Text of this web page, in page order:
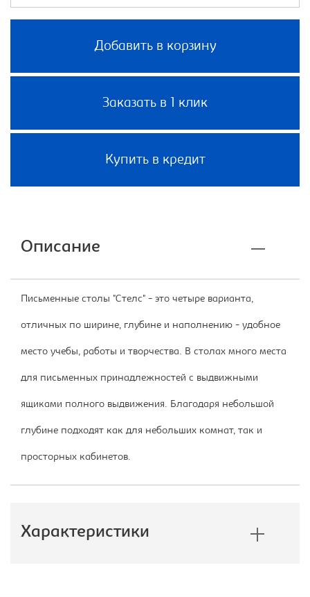
Добавить в корзину
Заказать в 1 клик
Купить в кредит
Описание
Письменные столы "Стелс" - это четыре варианта,
отличных по ширине, глубине и наполнению - удобное
место учебы, работы и творчества. В столах много места
для письменных принадлежностей с выдвижными
ящиками полного выдвижения. Благодаря небольшой
глубине подходят как для небольших комнат, так и
просторных кабинетов.
Характеристики